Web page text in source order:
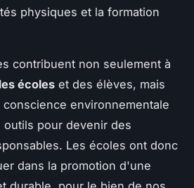
physiques et la formation
contribuent non seulement à
écoles et des élèves, mais
environnementale
pour devenir des
Les écoles ont donc
dans la promotion d'une